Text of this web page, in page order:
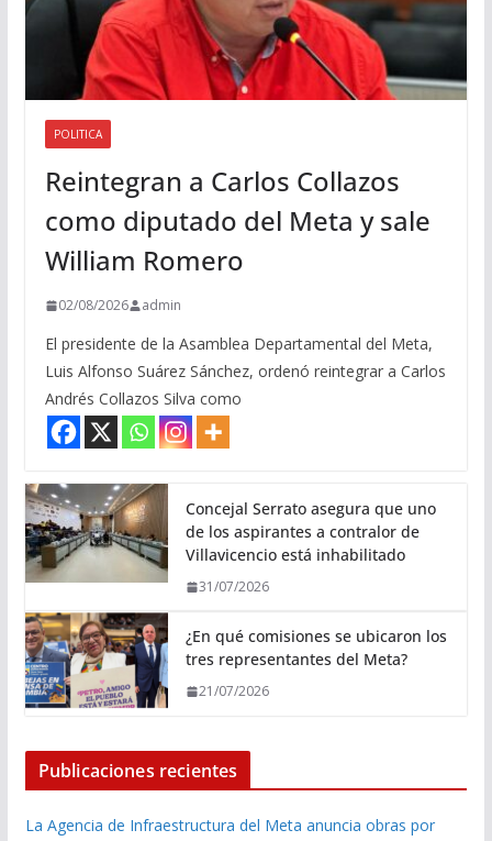
POLITICA
Reintegran a Carlos Collazos
como diputado del Meta y sale
William Romero
02/08/2026 admin
El presidente de la Asamblea Departamental del Meta,
Luis Alfonso Suárez Sánchez, ordenó reintegrar a Carlos
Andrés Collazos Silva como
Concejal Serrato asegura que uno
de los aspirantes a contralor de
Villavicencio está inhabilitado
31/07/2026
¿En qué comisiones se ubicaron los
tres representantes del Meta?
21/07/2026
Publicaciones recientes
La Agencia de Infraestructura del Meta anuncia obras por